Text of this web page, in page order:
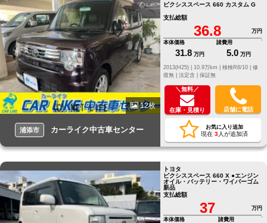
12枚
浦添市 カーライク中古車センター
ピクシススペース 660 カスタム G
支払総額
36.8
万円
本体価格
31.8 万円
諸費用
5.0 万円
修
復無 | 法定含 | 保証無
＼無料／
在庫・見積り 店舗に電話
お気に入り追加
現在 3人が追加済
トヨタ
ピクシススペース 660 X ●エンジン
オイル・バッテリー・ワイパーゴム
新品
支払総額
37
万円
本体価格
諸費用